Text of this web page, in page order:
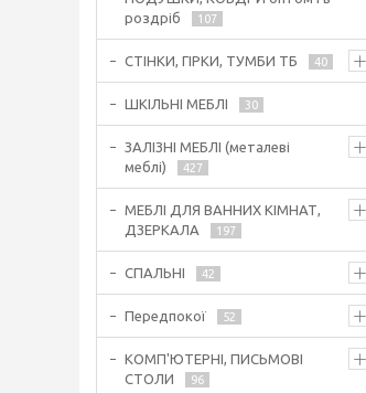
роздріб
107
СТІНКИ, ГІРКИ, ТУМБИ ТБ 40
ШКІЛЬНІ МЕБЛІ 30
ЗАЛІЗНІ МЕБЛІ (металеві
меблі)
427
МЕБЛІ ДЛЯ ВАННИХ КІМНАТ,
ДЗЕРКАЛА
197
СПАЛЬНІ 42
Передпокої 52
КОМП'ЮТЕРНІ, ПИСЬМОВІ
СТОЛИ
96